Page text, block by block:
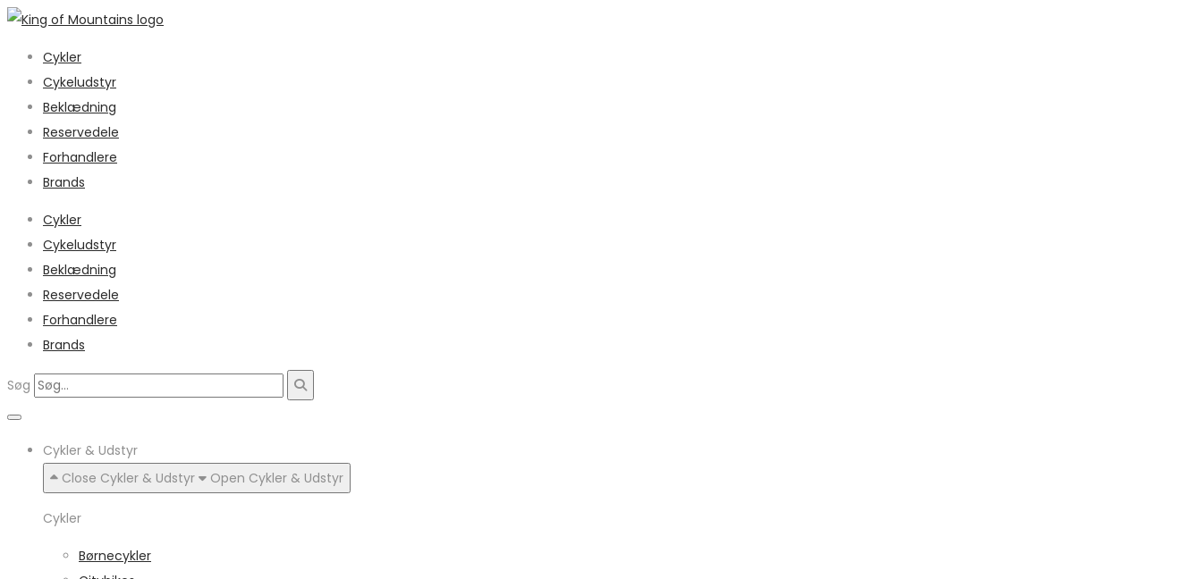
Cykler
Cykeludstyr
Beklædning
Reservedele
Forhandlere
Brands
Cykler
Cykeludstyr
Beklædning
Reservedele
Forhandlere
Brands
Søg
Cykler & Udstyr
Close Cykler & Udstyr
Open Cykler & Udstyr
Cykler
Børnecykler